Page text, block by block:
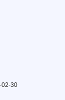
02-30